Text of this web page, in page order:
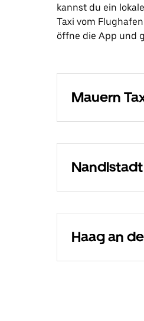
kannst du ein
Taxi vom
öffne die App und
Mauern
Nandlstadt
Haag an